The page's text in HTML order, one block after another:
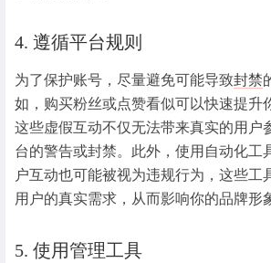
4. 遵循平台规则
为了保护账号，尽量避免可能导致封禁
如，购买粉丝或点赞看似可以快速提升
这些虚假互动不仅无法带来真实的用户
台的警告或封禁。此外，使用自动化工
户互动也可能被视为违规行为，这些工
用户的真实需求，从而影响你的品牌形
5. 使用管理工具